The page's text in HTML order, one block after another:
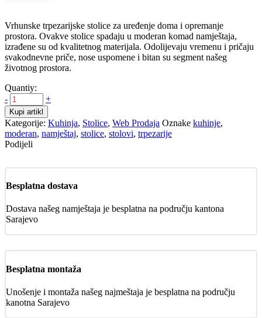
Vrhunske trpezarijske stolice za uređenje doma i opremanje
prostora. Ovakve stolice spadaju u moderan komad namještaja,
izrađene su od kvalitetnog materijala. Odolijevaju vremenu i pričaju
svakodnevne priče, nose uspomene i bitan su segment našeg
životnog prostora.
Quantiy:
-
+
Kupi artikl
Kategorije: Kuhinja, Stolice, Web Prodaja Oznake kuhinje,
moderan, namještaj, stolice, stolovi, trpezarije
Podijeli
Besplatna dostava
Dostava našeg namještaja je besplatna na području kantona
Sarajevo
Besplatna montaža
Unošenje i montaža našeg najmeštaja je besplatna na području
kanotna Sarajevo